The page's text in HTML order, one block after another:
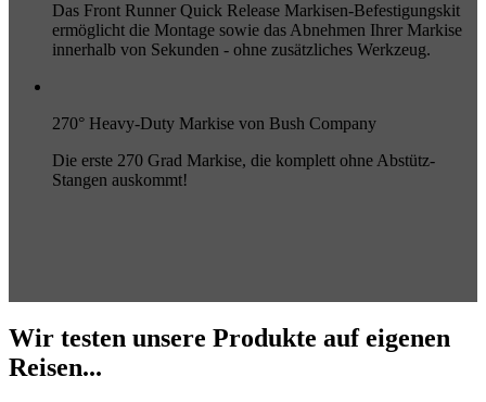
Das Front Runner Quick Release Markisen-Befestigungskit
ermöglicht die Montage sowie das Abnehmen Ihrer Markise
innerhalb von Sekunden - ohne zusätzliches Werkzeug.
270° Heavy-Duty Markise von Bush Company
Die erste 270 Grad Markise, die komplett ohne Abstütz-
Stangen auskommt!
Wir testen unsere Produkte auf eigenen
Reisen...